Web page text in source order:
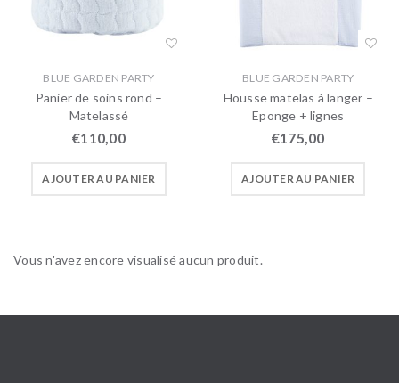
BLUE GARDEN PARTY
Panier de soins rond –
Matelassé
€110,00
AJOUTER AU PANIER
BLUE GARDEN PARTY
Housse matelas à langer –
Eponge + lignes
€175,00
AJOUTER AU PANIER
Vous n'avez encore visualisé aucun produit.